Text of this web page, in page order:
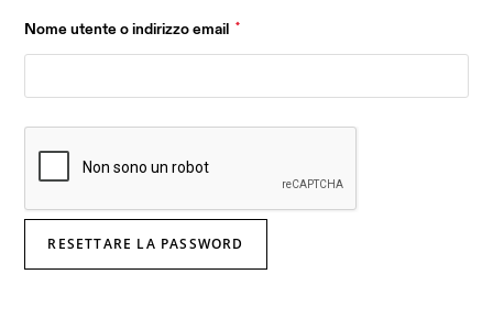
Nome utente o indirizzo email *Richiesto
RESETTARE LA PASSWORD